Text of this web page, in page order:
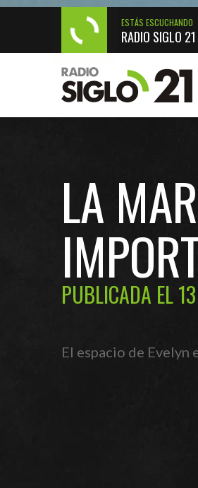
ESTÁS ESCUCHANDO
RADIO SIGLO 21
LA
PUBLICADA EL
El espacio de Evelyn